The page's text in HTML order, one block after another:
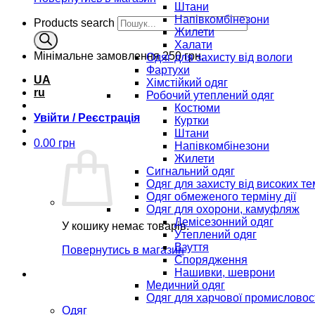
Products search
Мінімальне замовлення250 грн.
UA
ru
Увійти / Реєстрація
0.00 грн
У кошику немає товарів.
Повернутись в магазин
Штани
Напівкомбінезони
Жилети
Халати
Одяг для захисту від вологи
Фартухи
Хімстійкий одяг
Робочий утеплений одяг
Костюми
Куртки
Штани
Напівкомбінезони
Жилети
Сигнальний одяг
Одяг для захисту від високих
Одяг обмеженого терміну дії
Одяг для охорони, камуфляж
Демісезонний одяг
Утеплений одяг
Взуття
Спорядження
Нашивки, шеврони
Медичний одяг
Одяг для харчової
Одяг